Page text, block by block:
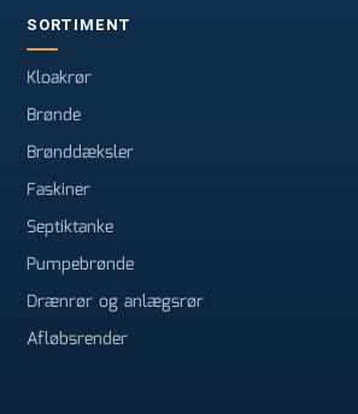
SORTIMENT
Kloakrør
Brønde
Brønddæksler
Faskiner
Septiktanke
Pumpebrønde
Drænrør og anlægsrør
Afløbsrender